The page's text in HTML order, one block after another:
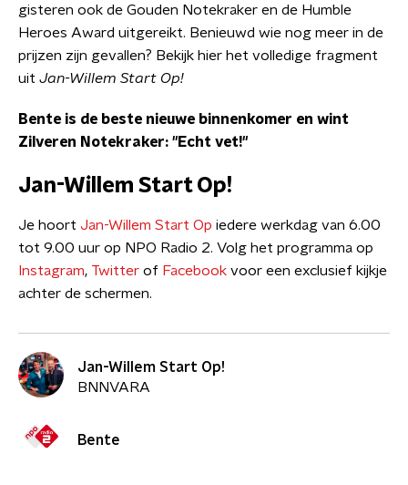
gisteren ook de Gouden Notekraker en de Humble
Heroes Award uitgereikt. Benieuwd wie nog meer in de
prijzen zijn gevallen? Bekijk hier het volledige fragment
uit Jan-Willem Start Op!
Bente is de beste nieuwe binnenkomer en wint
Zilveren Notekraker: "Echt vet!"
Jan-Willem Start Op!
Je hoort Jan-Willem Start Op iedere werkdag van 6.00
tot 9.00 uur op NPO Radio 2. Volg het programma op
Instagram, Twitter of Facebook voor een exclusief kijkje
achter de schermen.
Jan-Willem Start Op!
BNNVARA
Bente